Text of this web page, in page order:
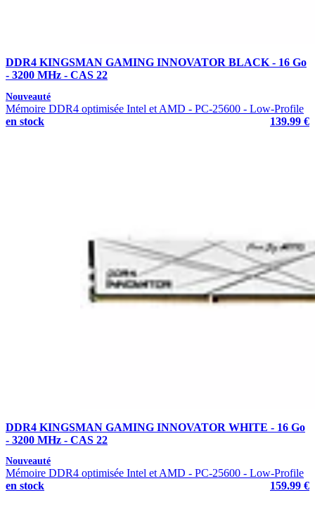
DDR4 KINGSMAN GAMING INNOVATOR BLACK - 16 Go
- 3200 MHz - CAS 22
Nouveauté
Mémoire DDR4 optimisée Intel et AMD - PC-25600 - Low-Profile
en stock
139.99 €
DDR4 KINGSMAN GAMING INNOVATOR WHITE - 16 Go
- 3200 MHz - CAS 22
Nouveauté
Mémoire DDR4 optimisée Intel et AMD - PC-25600 - Low-Profile
en stock
159.99 €